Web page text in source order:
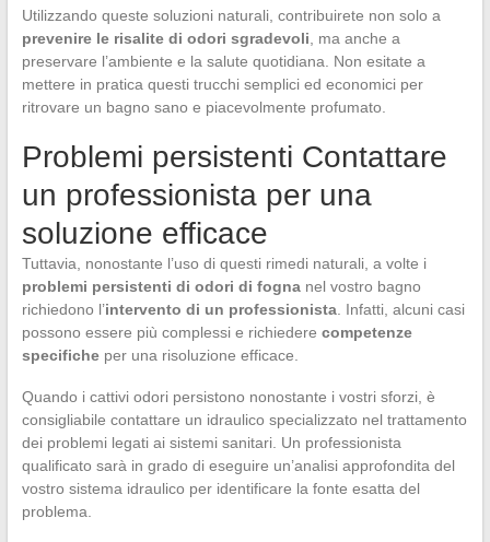
Utilizzando queste soluzioni naturali, contribuirete non solo a
prevenire le risalite di odori sgradevoli , ma anche a
preservare l’ambiente e la salute quotidiana. Non esitate a
mettere in pratica questi trucchi semplici ed economici per
ritrovare un bagno sano e piacevolmente profumato.
Problemi persistenti Contattare
un professionista per una
soluzione efficace
Tuttavia, nonostante l’uso di questi rimedi naturali, a volte i
problemi persistenti di odori di fognanel vostro bagno
richiedono l’intervento di un professionista. Infatti, alcuni casi
possono essere più complessi e richiedere competenze
specificheper una risoluzione efficace.
Quando i cattivi odori persistono nonostante i vostri sforzi, è
consigliabile contattare un idraulico specializzato nel trattamento
dei problemi legati ai sistemi sanitari. Un professionista
qualificato sarà in grado di eseguire un’analisi approfondita del
vostro sistema idraulico per identificare la fonte esatta del
problema.